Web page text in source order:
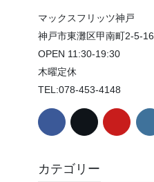
マックスフリッツ神戸
神戸市東灘区甲南町2-5-16
OPEN 11:30-19:30
木曜定休
TEL:078-453-4148
カテゴリー